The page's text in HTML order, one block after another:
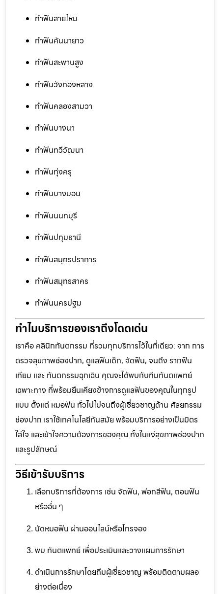
ทำฟันสายไหม
ทำฟันคันนายาว
ทำฟันสะพานสูง
ทำฟันวังทองหลาง
ทำฟันคลองสามวา
ทำฟันบางนา
ทำฟันทวีวัฒนา
ทำฟันทุ่งครุ
ทำฟันบางบอน
ทำฟันนนทบุรี
ทำฟันปทุมธานี
ทำฟันสมุทรปราการ
ทำฟันสมุทรสาคร
ทำฟันนครปฐม
ทำไมบริการของเราถึงโดดเด่น
เราคือ คลินิกทันตกรรม ที่รวมทุกบริการไว้ในที่เดียว: จาก การ
ตรวจสุขภาพช่องปาก, ดูแลฟันเด็ก, จัดฟัน, จนถึง รากฟัน
เทียม และ ทันตกรรมฉุกเฉิน คุณจะได้พบกับทีมทันตแพทย์
เฉพาะทาง ที่พร้อมยืนเคียงข้างการดูแลฟันของคุณในทุกรูป
แบบ ตั้งแต่ หมอฟัน ทั่วไปไปจนถึงผู้เชี่ยวชาญด้าน ศัลยกรรม
ช่องปาก เราใช้เทคโนโลยีทันสมัย พร้อมบริการอย่างเป็นมิตร
ใส่ใจ และเข้าใจความต้องการของคุณ ทั้งในแง่สุขภาพช่องปาก
และรูปลักษณ์
วิธีเข้ารับบริการ
เลือกบริการที่ต้องการ เช่น จัดฟัน, ฟอกสีฟัน, ถอนฟัน
หรืออื่น ๆ
นัดหมอฟัน ผ่านออนไลน์หรือโทรจอง
พบ ทันตแพทย์ เพื่อประเมินและวางแผนการรักษา
ดำเนินการรักษาโดยทีมผู้เชี่ยวชาญ พร้อมติดตามผลอ
ย่างต่อเนื่อง